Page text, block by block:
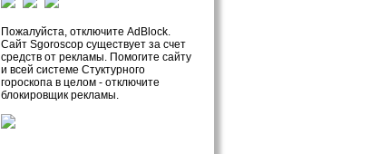
Пожалуйста, отключите AdBlock.
Сайт Sgoroscop существует за счет
средств от рекламы. Помогите сайту
и всей системе Стуктурного
гороскопа в целом - отключите
блокировщик рекламы.